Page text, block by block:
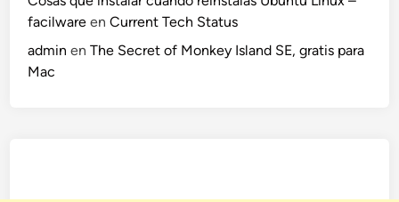
facilware enCurrent Tech Status
admin enThe Secret of Monkey Island SE, gratis para
Mac